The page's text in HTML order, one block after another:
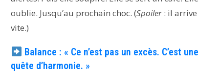
oublie. Jusqu’au prochain choc. (Spoiler : il arrive
vite.)
Balance : « Ce n’est pas un excès. C’est une
quête d’harmonie. »